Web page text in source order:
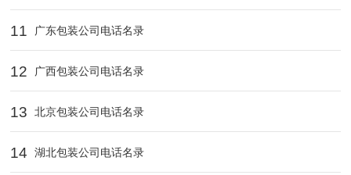
11 广东包装公司电话名录
12 广西包装公司电话名录
13 北京包装公司电话名录
14 湖北包装公司电话名录